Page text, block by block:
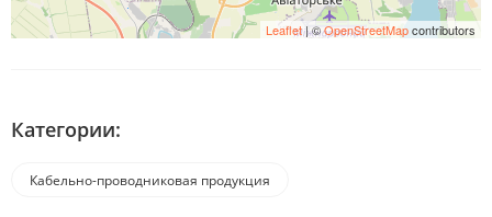
Leaflet| ©OpenStreetMapcontributors
Категории:
Кабельно-проводниковая продукция